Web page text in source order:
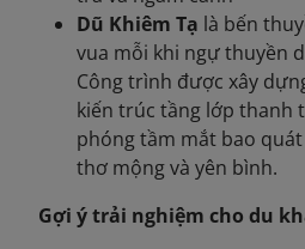
Dũ Khiêm Tạ là bến
vua mỗi khi ngự thuyền
Công trình được xây
kiến trúc tầng lớp thanh
phóng tầm mắt bao
thơ mộng và yên bình.
Gợi ý trải nghiệm cho du